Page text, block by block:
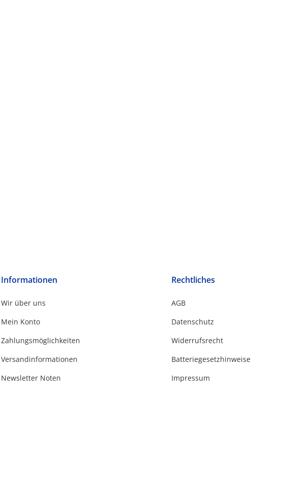
Informationen
Wir über uns
Mein Konto
Zahlungsmöglichkeiten
Versandinformationen
Newsletter Noten
Rechtliches
AGB
Datenschutz
Widerrufsrecht
Batteriegesetzhinweise
Impressum